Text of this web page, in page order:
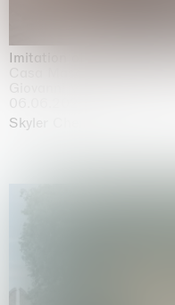
Imitation of life (Imitare la
Casa Masaccio Centro
Skyler Chen